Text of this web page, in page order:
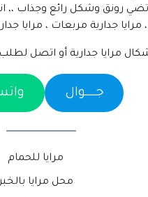
رونق وشكل رائع وجذاب ،،
جدارية مربعات ، مرايا
مرايا جدارية أو اتصل
جـــــوال